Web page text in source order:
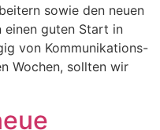
sowie den neuen
einen guten Start in
von Kommunikations-
Wochen, sollten wir